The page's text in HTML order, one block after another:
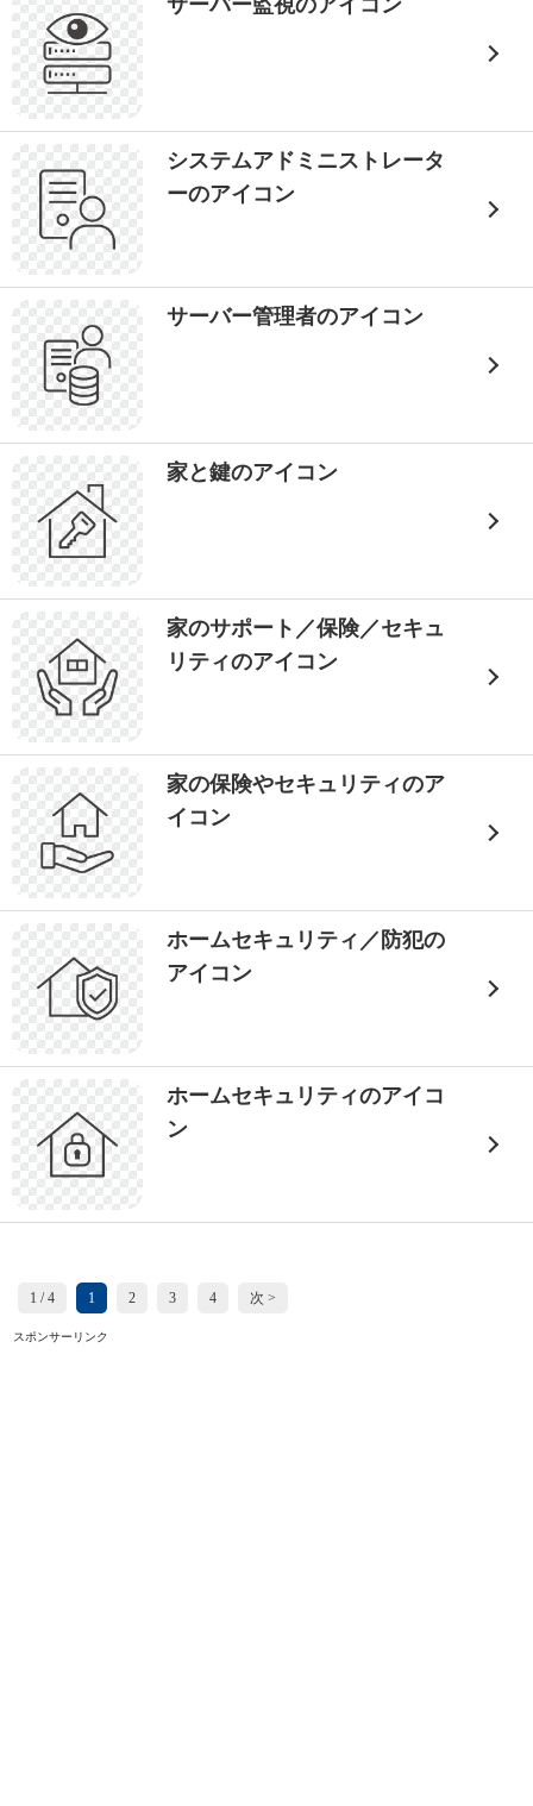
サーバー監視のアイコン
システムアドミニストレータ
ーのアイコン
サーバー管理者のアイコン
家と鍵のアイコン
家のサポート／保険／セキュ
リティのアイコン
家の保険やセキュリティのア
イコン
ホームセキュリティ／防犯の
アイコン
ホームセキュリティのアイコ
ン
1 / 4 1 2 3 4 次 >
スポンサーリンク